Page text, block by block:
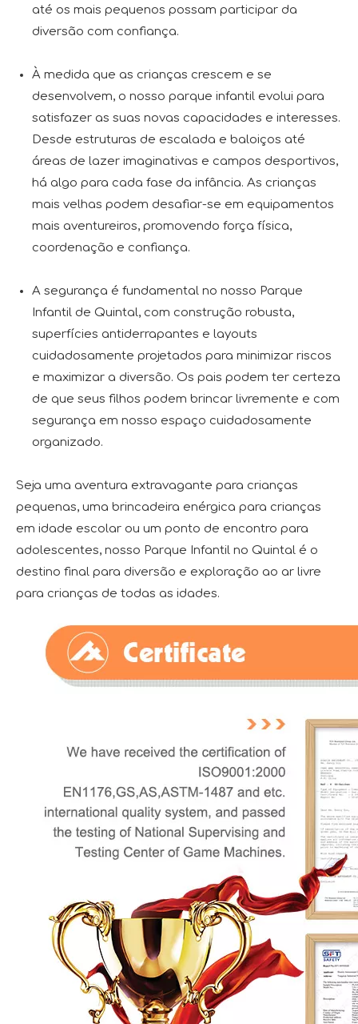
até os mais pequenos possam participar da
diversão com confiança.
À medida que as crianças crescem e se
desenvolvem, o nosso parque infantil evolui para
satisfazer as suas novas capacidades e interesses.
Desde estruturas de escalada e baloiços até
áreas de lazer imaginativas e campos desportivos,
há algo para cada fase da infância. As crianças
mais velhas podem desafiar-se em equipamentos
mais aventureiros, promovendo força física,
coordenação e confiança.
A segurança é fundamental no nosso Parque
Infantil de Quintal, com construção robusta,
superfícies antiderrapantes e layouts
cuidadosamente projetados para minimizar riscos
e maximizar a diversão. Os pais podem ter certeza
de que seus filhos podem brincar livremente e com
segurança em nosso espaço cuidadosamente
organizado.
Seja uma aventura extravagante para crianças
pequenas, uma brincadeira enérgica para crianças
em idade escolar ou um ponto de encontro para
adolescentes, nosso Parque Infantil no Quintal é o
destino final para diversão e exploração ao ar livre
para crianças de todas as idades.